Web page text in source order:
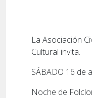
La Asociación
Cultural invita.
SÁBADO 16 de
Noche de